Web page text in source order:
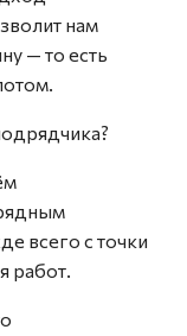
нам
— то есть
всего с точки
работ.